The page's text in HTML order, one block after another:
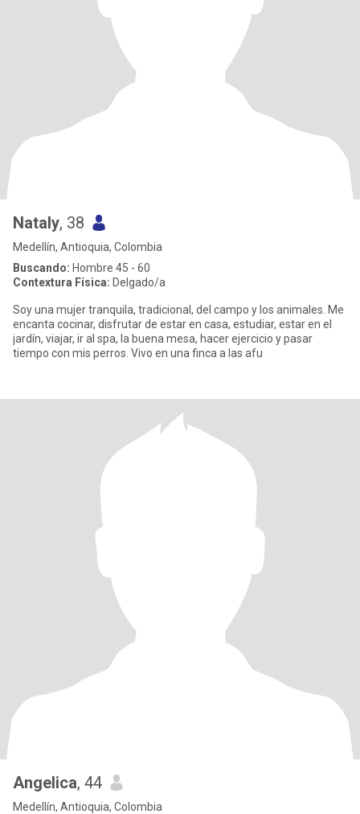
Nataly, 38
Medellín, Antioquia, Colombia
Buscando: Hombre 45 - 60
Contextura Física: Delgado/a
Soy una mujer tranquila, tradicional, del campo y los animales. Me
encanta cocinar, disfrutar de estar en casa, estudiar, estar en el
jardín, viajar, ir al spa, la buena mesa, hacer ejercicio y pasar
tiempo con mis perros. Vivo en una finca a las afu
Angelica, 44
Medellín, Antioquia, Colombia